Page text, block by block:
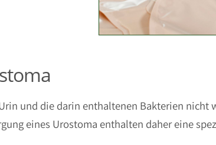
und die darin enthaltenen Bakterien
eines Urostoma enthalten daher eine